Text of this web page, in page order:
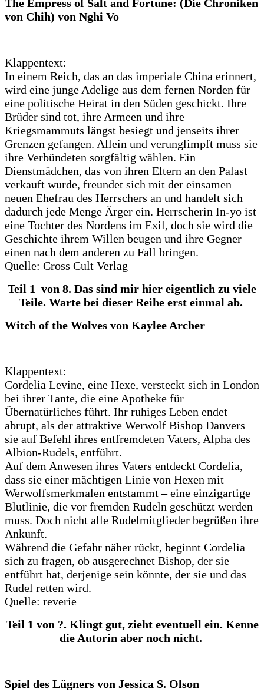
The Empress of Salt and Fortune: (Die Chroniken
von Chih) von Nghi Vo
Klappentext:
In einem Reich, das an das imperiale China erinnert,
wird eine junge Adelige aus dem fernen Norden für
eine politische Heirat in den Süden geschickt. Ihre
Brüder sind tot, ihre Armeen und ihre
Kriegsmammuts längst besiegt und jenseits ihrer
Grenzen gefangen. Allein und verunglimpft muss sie
ihre Verbündeten sorgfältig wählen. Ein
Dienstmädchen, das von ihren Eltern an den Palast
verkauft wurde, freundet sich mit der einsamen
neuen Ehefrau des Herrschers an und handelt sich
dadurch jede Menge Ärger ein. Herrscherin In-yo ist
eine Tochter des Nordens im Exil, doch sie wird die
Geschichte ihrem Willen beugen und ihre Gegner
einen nach dem anderen zu Fall bringen.
Quelle: Cross Cult Verlag
Teil 1 von 8. Das sind mir hier eigentlich zu viele
Teile. Warte bei dieser Reihe erst einmal ab.
Witch of the Wolves von Kaylee Archer
Klappentext:
Cordelia Levine, eine Hexe, versteckt sich in London
bei ihrer Tante, die eine Apotheke für
Übernatürliches führt. Ihr ruhiges Leben endet
abrupt, als der attraktive Werwolf Bishop Danvers
sie auf Befehl ihres entfremdeten Vaters, Alpha des
Albion-Rudels, entführt.
Auf dem Anwesen ihres Vaters entdeckt Cordelia,
dass sie einer mächtigen Linie von Hexen mit
Werwolfsmerkmalen entstammt – eine einzigartige
Blutlinie, die vor fremden Rudeln geschützt werden
muss. Doch nicht alle Rudelmitglieder begrüßen ihre
Ankunft.
Während die Gefahr näher rückt, beginnt Cordelia
sich zu fragen, ob ausgerechnet Bishop, der sie
entführt hat, derjenige sein könnte, der sie und das
Rudel retten wird.
Quelle: reverie
Teil 1 von ?. Klingt gut, zieht eventuell ein. Kenne
die Autorin aber noch nicht.
Spiel des Lügners von Jessica S. Olson